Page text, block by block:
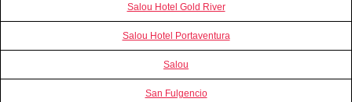
Salou Hotel Gold River
Salou Hotel Portaventura
Salou
San Fulgencio